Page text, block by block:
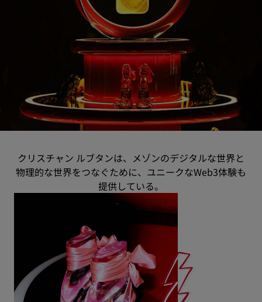
クリスチャン ルブタンは、メゾンのデジタルな世界と
物理的な世界をつなぐために、ユニークなWeb3体験も
提供している。